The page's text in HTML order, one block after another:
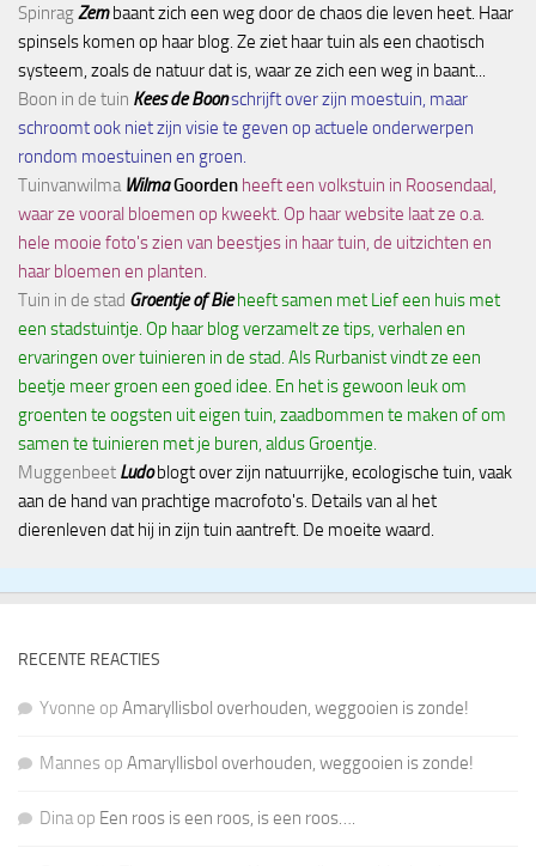
SpinragZem baant zich een weg door de chaos die leven heet. Haar
spinsels komen op haar blog. Ze ziet haar tuin als een chaotisch
systeem, zoals de natuur dat is, waar ze zich een weg in baant...
Boon in de tuin Kees de Boonschrijft over zijn moestuin, maar
schroomt ook niet zijn visie te geven op actuele onderwerpen
rondom moestuinen en groen.
Tuinvanwilma WilmaGoorden heeft een volkstuin in Roosendaal,
waar ze vooral bloemen op kweekt. Op haar website laat ze o.a.
hele mooie foto's zien van beestjes in haar tuin, de uitzichten en
haar bloemen en planten.
Tuin in de stad Groentje of Bie heeft samen met Lief een huis met
een stadstuintje. Op haar blog verzamelt ze tips, verhalen en
ervaringen over tuinieren in de stad. Als Rurbanist vindt ze een
beetje meer groen een goed idee. En het is gewoon leuk om
groenten te oogsten uit eigen tuin, zaadbommen te maken of om
samen te tuinieren met je buren, aldus Groentje.
Muggenbeet Ludoblogt over zijn natuurrijke, ecologische tuin, vaak
aan de hand van prachtige macrofoto's. Details van al het
dierenleven dat hij in zijn tuin aantreft. De moeite waard.
RECENTE REACTIES
Yvonne op Amaryllisbol overhouden, weggooien is zonde!
Mannes op Amaryllisbol overhouden, weggooien is zonde!
Dinaop Een roos is een roos, is een roos….